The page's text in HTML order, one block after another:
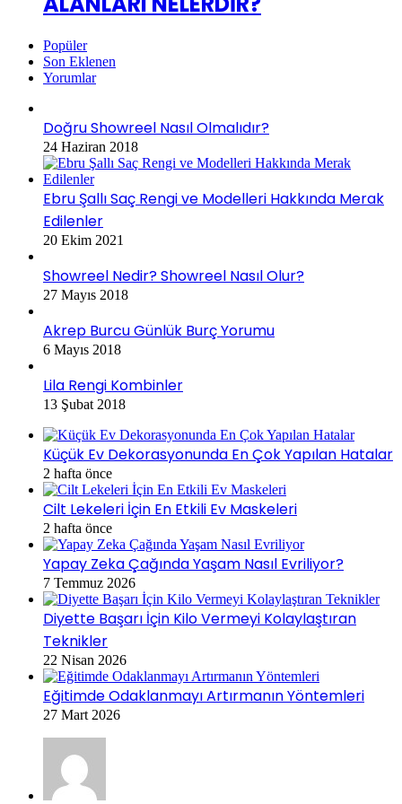
Popüler
Son Eklenen
Yorumlar
Doğru Showreel Nasıl Olmalıdır?
24 Haziran 2018
Ebru Şallı Saç Rengi ve Modelleri Hakkında Merak
Edilenler
20 Ekim 2021
Showreel Nedir? Showreel Nasıl Olur?
27 Mayıs 2018
Akrep Burcu Günlük Burç Yorumu
6 Mayıs 2018
Lila Rengi Kombinler
13 Şubat 2018
Küçük Ev Dekorasyonunda En Çok Yapılan Hatalar
2 hafta önce
Cilt Lekeleri İçin En Etkili Ev Maskeleri
2 hafta önce
Yapay Zeka Çağında Yaşam Nasıl Evriliyor?
7 Temmuz 2026
Diyette Başarı İçin Kilo Vermeyi Kolaylaştıran
Teknikler
22 Nisan 2026
Eğitimde Odaklanmayı Artırmanın Yöntemleri
27 Mart 2026